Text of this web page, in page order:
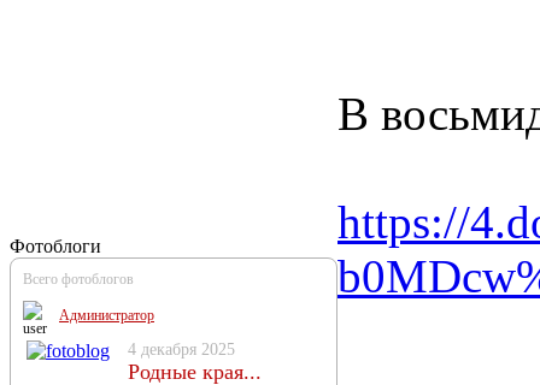
Фотоблоги
Всего фотоблогов
Администратор
4 декабря 2025
Родные края...
В
https://